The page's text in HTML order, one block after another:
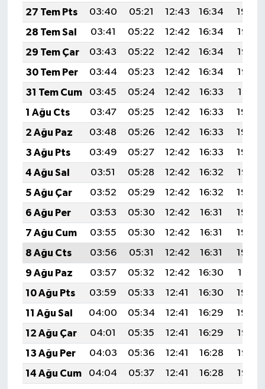
27 Tem Pts
03:40 05:21 12:43 16:34
19:54
28 Tem Sal
03:41 05:22 12:42 16:34
19:53
29 Tem Çar
03:43 05:22 12:42 16:34
19:53
30 Tem Per
03:44 05:23 12:42 16:34
19:52
31 Tem Cum
03:45 05:24 12:42 16:33
19:51
1 Ağu Cts
03:47 05:25 12:42 16:33
19:50
2 Ağu Paz
03:48 05:26 12:42 16:33
19:49
3 Ağu Pts
03:49 05:27 12:42 16:33
19:48
4 Ağu Sal
03:51 05:28 12:42 16:32
19:47
5 Ağu Çar
03:52 05:29 12:42 16:32
19:45
6 Ağu Per
03:53 05:30 12:42 16:31
19:44
7 Ağu Cum
03:55 05:30 12:42 16:31
19:43
8 Ağu Cts
03:56 05:31 12:42 16:31
19:42
9 Ağu Paz
03:57 05:32 12:42 16:30
19:41
10 Ağu Pts
03:59 05:33 12:41 16:30
19:40
11 Ağu Sal
04:00 05:34 12:41 16:29
19:39
12 Ağu Çar
04:01 05:35 12:41 16:29
19:37
13 Ağu Per
04:03 05:36 12:41 16:28
19:36
14 Ağu Cum
04:04 05:37 12:41 16:28
19:35
KİTAP
HEDEF2020
OTOMOBİL
MİZAH
TARİH
Genel
Politika
YEREL
BÖLGEDEN
BİLİM TEKNOLOJİ
ASAYİŞ
SEÇİM 2015
ÇEVRE